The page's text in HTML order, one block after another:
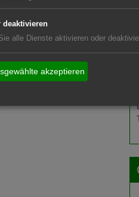
deaktivieren
alle Dienste aktivieren oder
akzeptieren